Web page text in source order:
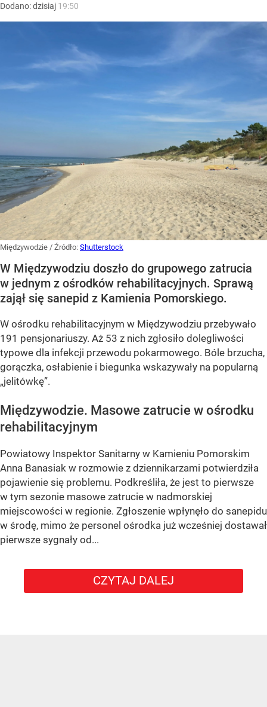
Dodano:dzisiaj 19:50
Międzywodzie / Źródło: Shutterstock
W Międzywodziu doszło do grupowego zatrucia
w jednym z ośrodków rehabilitacyjnych. Sprawą
zajął się sanepid z Kamienia Pomorskiego.
W ośrodku rehabilitacyjnym w Międzywodziu przebywało
191 pensjonariuszy. Aż 53 z nich zgłosiło dolegliwości
typowe dla infekcji przewodu pokarmowego. Bóle brzucha,
gorączka, osłabienie i biegunka wskazywały na popularną
„jelitówkę”.
Międzywodzie. Masowe zatrucie w ośrodku
rehabilitacyjnym
Powiatowy Inspektor Sanitarny w Kamieniu Pomorskim
Anna Banasiak w rozmowie z dziennikarzami potwierdziła
pojawienie się problemu. Podkreśliła, że jest to pierwsze
w tym sezonie masowe zatrucie w nadmorskiej
miejscowości w regionie. Zgłoszenie wpłynęło do sanepidu
w środę, mimo że personel ośrodka już wcześniej dostawał
pierwsze sygnały od...
CZYTAJ DALEJ